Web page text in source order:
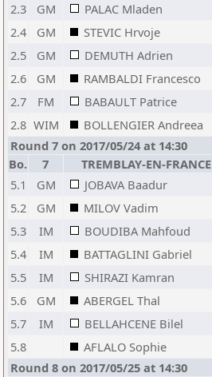
2.3
GM PALAC Mladen
2.4
GM STEVIC Hrvoje
2.5
GM DEMUTH Adrien
2.6
GM RAMBALDI Francesco
2.7
FM BABAULT Patrice
2.8 WIM BOLLENGIER Andreea
Round 7 on 2017/05/24 at 14:30
Bo.
7 TREMBLAY-EN-FRANCE
5.1
GM JOBAVA Baadur
5.2
GM MILOV Vadim
5.3
IM BOUDIBA Mahfoud
5.4
IM BATTAGLINI Gabriel
5.5
IM SHIRAZI Kamran
5.6
GM ABERGEL Thal
5.7
IM BELLAHCENE Bilel
5.8
AFLALO Sophie
Round 8 on 2017/05/25 at 14:30